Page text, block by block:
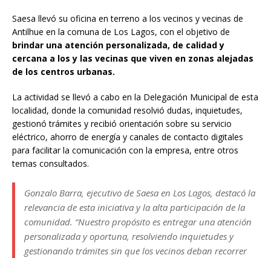
Saesa llevó su oficina en terreno a los vecinos y vecinas de
Antilhue en la comuna de Los Lagos, con el objetivo de
brindar una atención personalizada, de calidad y
cercana a los y las vecinas que viven en zonas alejadas
de los centros urbanas.
La actividad se llevó a cabo en la Delegación Municipal de esta
localidad, donde la comunidad resolvió dudas, inquietudes,
gestionó trámites y recibió orientación sobre su servicio
eléctrico, ahorro de energía y canales de contacto digitales
para facilitar la comunicación con la empresa, entre otros
temas consultados.
Gonzalo Barra, ejecutivo de Saesa en Los Lagos, destacó la
relevancia de esta iniciativa y la alta participación de la
comunidad. “Nuestro propósito es entregar una atención
personalizada y oportuna, resolviendo inquietudes y
gestionando trámites sin que los vecinos deban recorrer